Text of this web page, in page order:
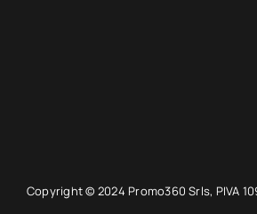
Copyright © 2024 Promo360 Srls, PIVA